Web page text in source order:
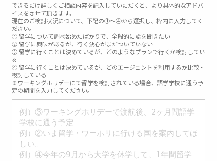
できるだけ詳しくご相談内容を記入していただくと、より具体的なアドバ
イスをさせて頂きます。
現在のご検討状況について、下記の①～④から選択し、枠内に入力してく
ださい。
① 留学について調べ始めたばかりで、全般的に話を聞きたい
② 留学に興味があるが、行く決心がまだついていない
③ 留学に行くことは決めているが、どのようなプランで行くか検討してい
る
④ 留学に行くことは決めているが、どのエージェントを利用するか比較・
検討している
※ワーキングホリデーにて留学を検討されている場合、語学学校に通う予
定の期間を入力してください。